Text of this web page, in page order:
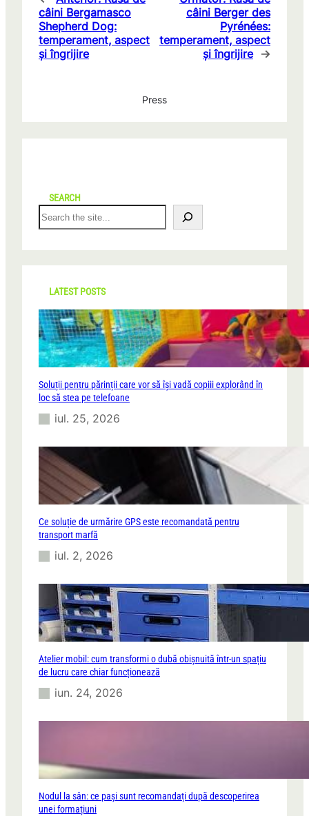
câini Bergamasco
Shepherd Dog:
temperament, aspect
și îngrijire
câini Berger des
Pyrénées:
temperament, aspect
și îngrijire →
Press
SEARCH
S
e
r
c
LATEST POSTS
Soluții pentru părinții care vor să își vadă copiii explorând în
loc să stea pe telefoane
iul. 25, 2026
Ce soluție de urmărire GPS este recomandată pentru
transport marfă
iul. 2, 2026
Atelier mobil: cum transformi o dubă obișnuită într-un spațiu
de lucru care chiar funcționează
iun. 24, 2026
Nodul la sân: ce pași sunt recomandați după descoperirea
unei formațiuni